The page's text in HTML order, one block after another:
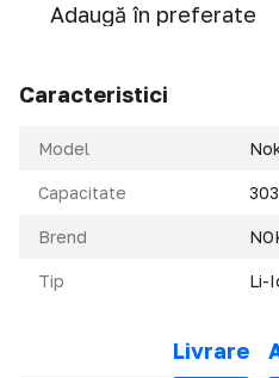
Adaugă în preferate
Caracteristici
Model
Capacitate
Brend
Tip Li-
Livrare